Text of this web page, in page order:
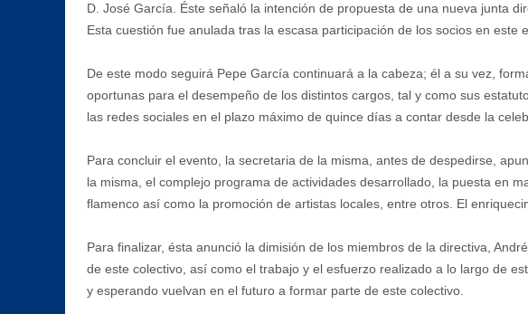
D. José García. Éste señaló la intención de propuesta de una nueva junta
Esta cuestión fue anulada tras la escasa participación de los socios en este
De este modo seguirá Pepe García continuará a la cabeza; él a su vez,
oportunas para el desempeño de los distintos cargos, tal y como sus
las redes sociales en el plazo máximo de quince días a contar desde la
Para concluir el evento, la secretaria de la misma, antes de despedirse,
la misma, el complejo programa de actividades desarrollado, la puesta en
flamenco así como la promoción de artistas locales, entre otros. El
Para finalizar, ésta anunció la dimisión de los miembros de la directiva,
de este colectivo, así como el trabajo y el esfuerzo realizado a lo largo de
y esperando vuelvan en el futuro a formar parte de este colectivo.